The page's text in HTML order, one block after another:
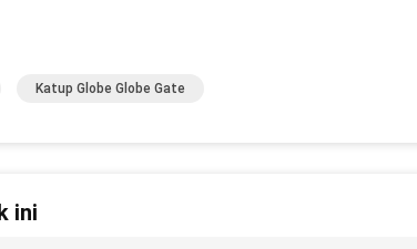
Katup Globe Globe Gate
ini